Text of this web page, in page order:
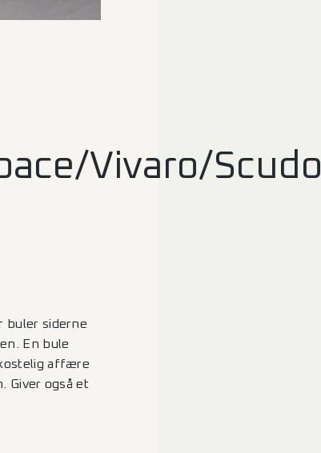
Vivaro/Scudo
buler siderne
En bule
affære
Giver også et